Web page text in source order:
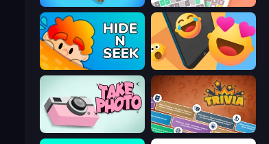
Find Them All! Wordler
Hide N Seek Reply Run
Take Photo Trivia